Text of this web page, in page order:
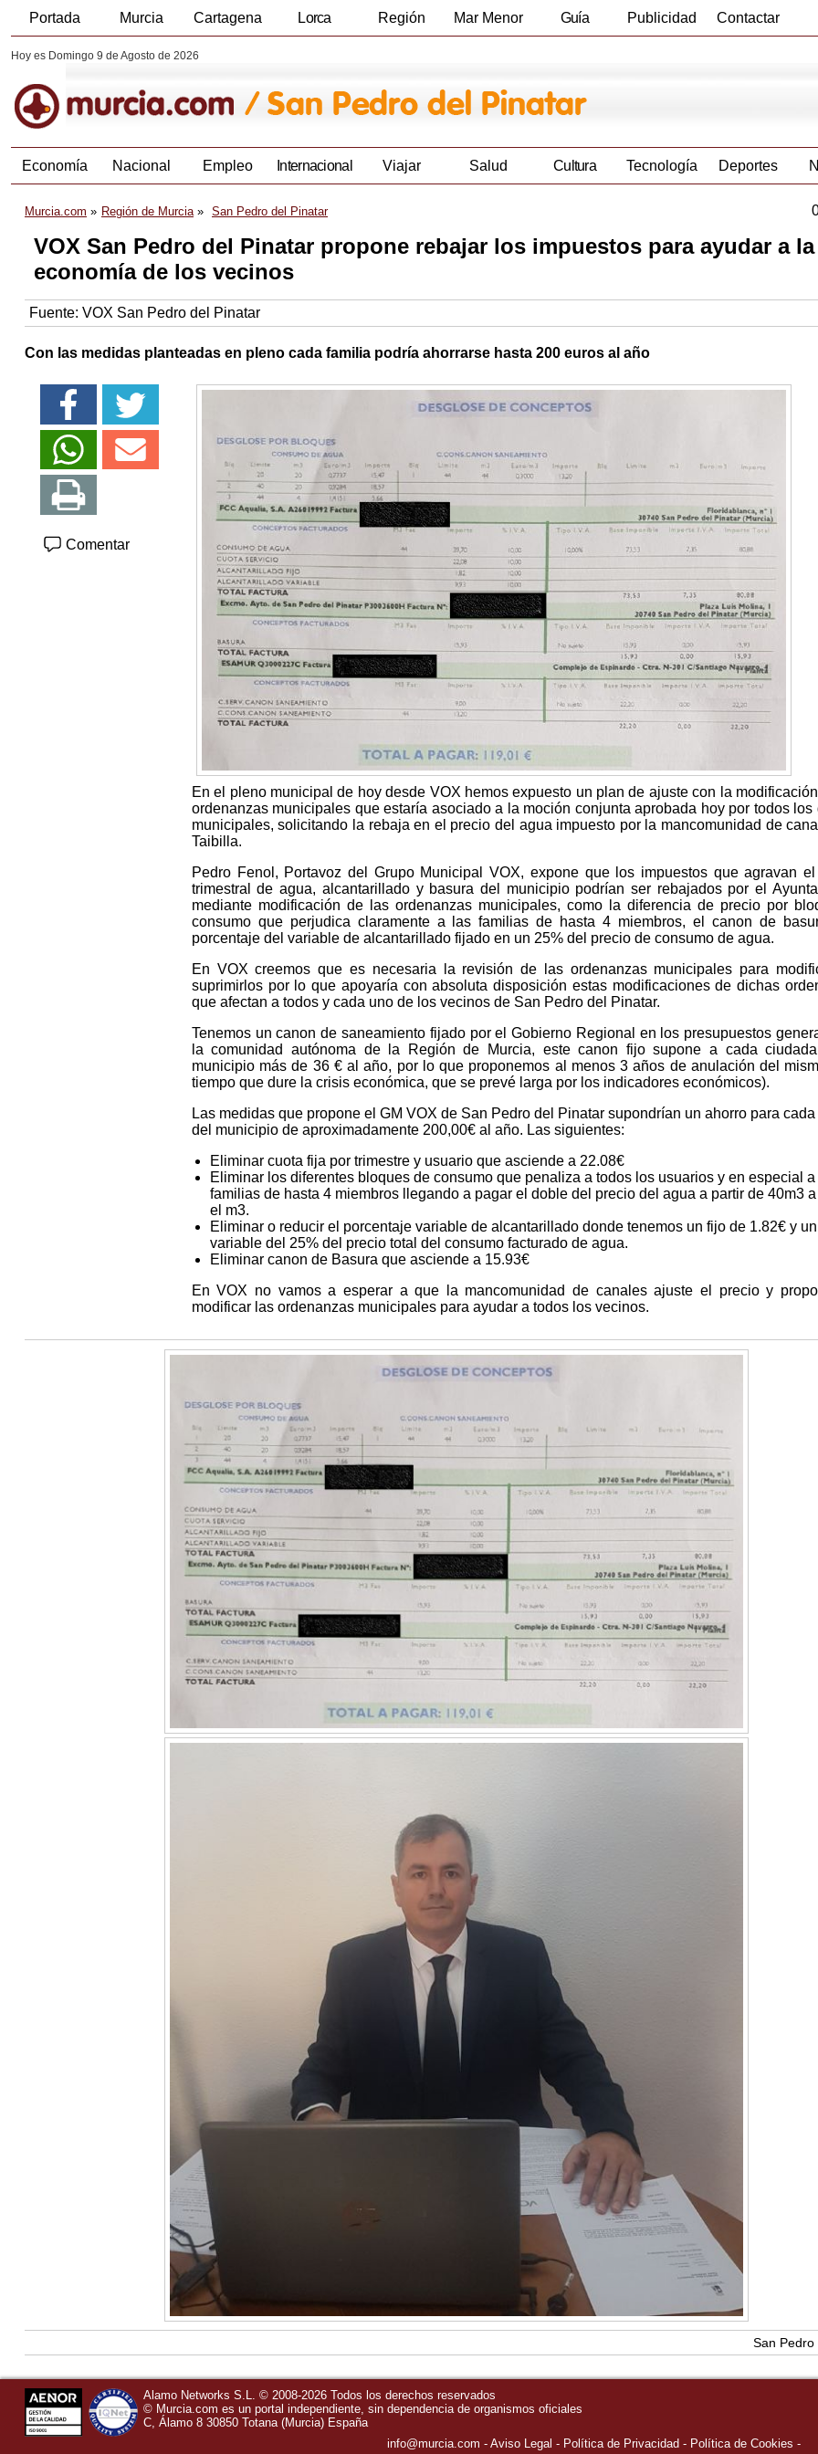
Portada Murcia Cartagena Lorca Región Mar Menor Guía Publicidad Contactar
Hoy es Domingo 9 de Agosto de 2026
Economía Nacional Empleo Internacional Viajar Salud Cultura Tecnología Deportes
Murcia.com Región de Murcia San Pedro del Pinatar
VOX San Pedro del Pinatar propone rebajar los impuestos para ayudar a la
economía de los vecinos
Fuente: VOX San Pedro del Pinatar
Con las medidas planteadas en pleno cada familia podría ahorrarse hasta 200 euros al año
Comentar
En el pleno municipal de hoy desde VOX hemos expuesto un plan de ajuste con la
ordenanzas municipales que estaría asociado a la moción conjunta aprobada hoy por todos los
municipales, solicitando la rebaja en el precio del agua impuesto por la mancomunidad de
Taibilla.
Pedro Fenol, Portavoz del Grupo Municipal VOX, expone que los impuestos que agravan
trimestral de agua, alcantarillado y basura del municipio podrían ser rebajados por el
mediante modificación de las ordenanzas municipales, como la diferencia de precio por
consumo que perjudica claramente a las familias de hasta 4 miembros, el canon de
porcentaje del variable de alcantarillado fijado en un 25% del precio de consumo de agua.
En VOX creemos que es necesaria la revisión de las ordenanzas municipales para
suprimirlos por lo que apoyaría con absoluta disposición estas modificaciones de dichas
que afectan a todos y cada uno de los vecinos de San Pedro del Pinatar.
Tenemos un canon de saneamiento fijado por el Gobierno Regional en los presupuestos
la comunidad autónoma de la Región de Murcia, este canon fijo supone a cada
municipio más de 36 € al año, por lo que proponemos al menos 3 años de anulación del
tiempo que dure la crisis económica, que se prevé larga por los indicadores económicos).
Las medidas que propone el GM VOX de San Pedro del Pinatar supondrían un ahorro para
del municipio de aproximadamente 200,00€ al año. Las siguientes:
Eliminar cuota fija por trimestre y usuario que asciende a 22.08€
Eliminar los diferentes bloques de consumo que penaliza a todos los usuarios y en especial a
familias de hasta 4 miembros llegando a pagar el doble del precio del agua a partir de 40m3
el m3.
Eliminar o reducir el porcentaje variable de alcantarillado donde tenemos un fijo de 1.82€ y un
variable del 25% del precio total del consumo facturado de agua.
Eliminar canon de Basura que asciende a 15.93€
En VOX no vamos a esperar a que la mancomunidad de canales ajuste el precio y
modificar las ordenanzas municipales para ayudar a todos los vecinos.
San Pedro
Alamo Networks S.L. © 2008-2026 Todos los derechos reservados
© Murcia.com es un portal independiente, sin dependencia de organismos oficiales
C, Álamo 8 30850 Totana (Murcia) España
info@murcia.com
Aviso Legal Política de Privacidad - Política de Cookies